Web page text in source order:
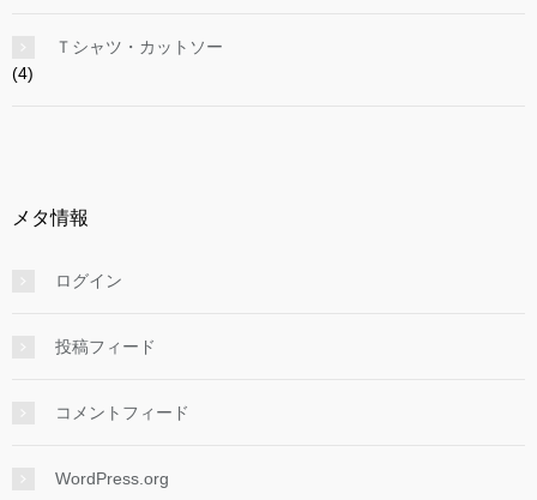
Ｔシャツ・カットソー
(4)
メタ情報
ログイン
投稿フィード
コメントフィード
WordPress.org